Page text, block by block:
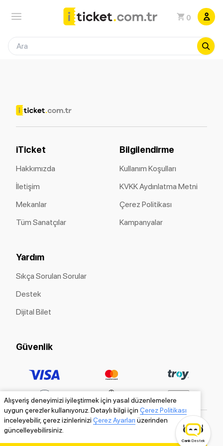
0
Alışveriş deneyimizi iyileştirmek için yasal düzenlemelere
uygun çerezler kullanıyoruz. Detaylı bilgi için Çerez Politikası
inceleyebilir, çerez izinlerinizi Çerez Ayarları üzerinden
güncelleyebilirsiniz.
iTicket
Hakkımızda
İletişim
Mekanlar
Tüm Sanatçılar
Bilgilendirme
Kullanım Koşulları
KVKK Aydınlatma Metni
Çerez Politikası
Kampanyalar
Yardım
Sıkça Sorulan Sorular
Destek
Dijital Bilet
Güvenlik
Canlı Destek